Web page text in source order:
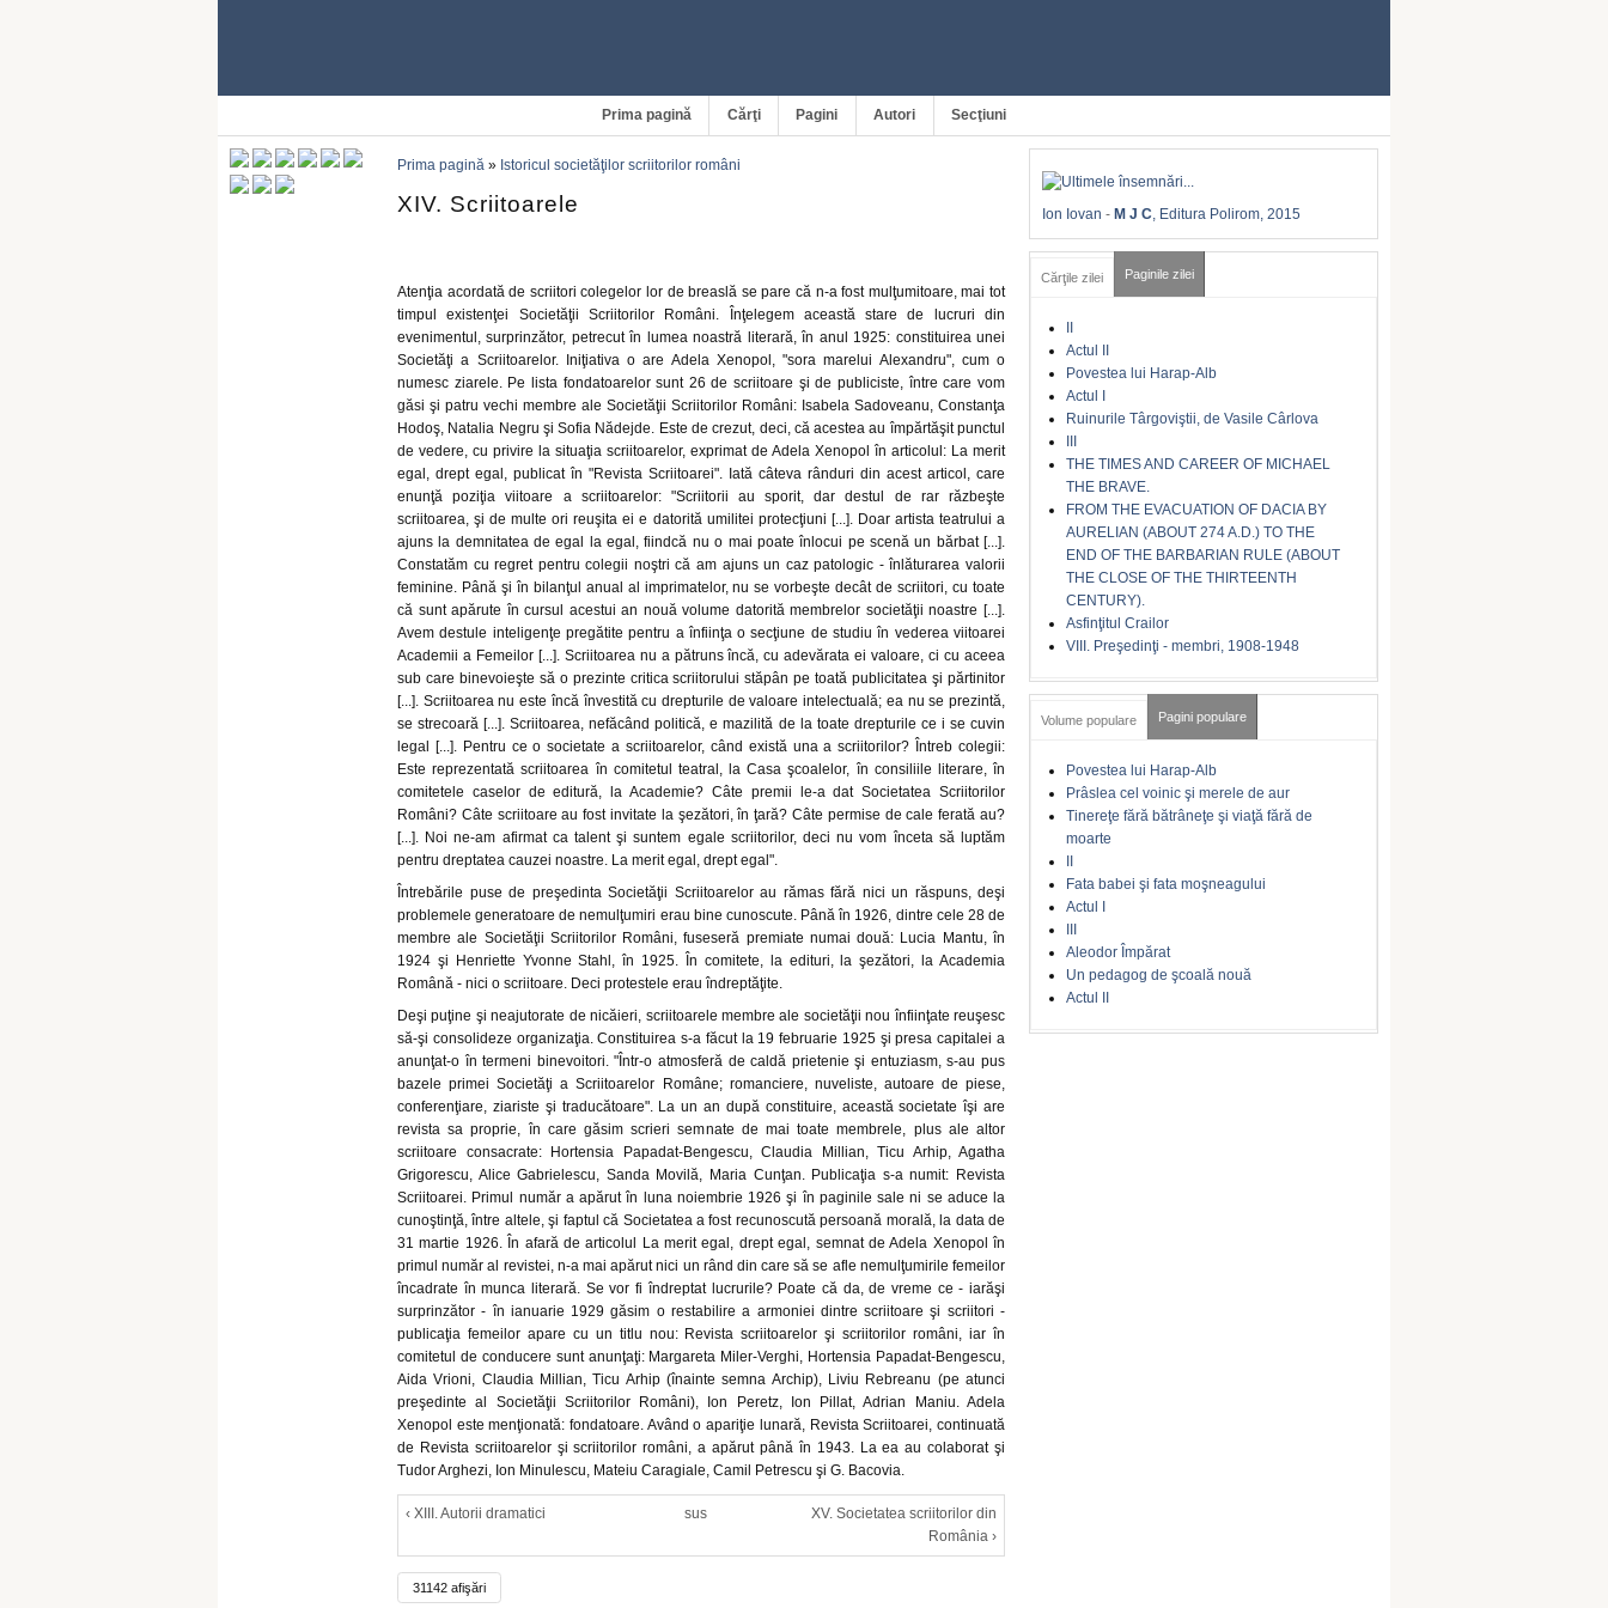
Prima pagină Cărţi Pagini Autori Secţiuni
Prima pagină » Istoricul societăţilor scriitorilor români
XIV. Scriitoarele
Atenţia acordată de scriitori colegelor lor de breaslă se pare că n-a fost mulţumitoare, mai tot
timpul existenţei Societăţii Scriitorilor Români. Înţelegem această stare de lucruri din
evenimentul, surprinzător, petrecut în lumea noastră literară, în anul 1925: constituirea unei
Societăţi a Scriitoarelor. Iniţiativa o are Adela Xenopol, "sora marelui Alexandru", cum o
numesc ziarele. Pe lista fondatoarelor sunt 26 de scriitoare şi de publiciste, între care vom
găsi şi patru vechi membre ale Societăţii Scriitorilor Români: Isabela Sadoveanu, Constanţa
Hodoş, Natalia Negru şi Sofia Nădejde. Este de crezut, deci, că acestea au împărtăşit punctul
de vedere, cu privire la situaţia scriitoarelor, exprimat de Adela Xenopol în articolul: La merit
egal, drept egal, publicat în "Revista Scriitoarei". Iată câteva rânduri din acest articol, care
enunţă poziţia viitoare a scriitoarelor: "Scriitorii au sporit, dar destul de rar răzbeşte
scriitoarea, şi de multe ori reuşita ei e datorită umilitei protecţiuni [...]. Doar artista teatrului a
ajuns la demnitatea de egal la egal, fiindcă nu o mai poate înlocui pe scenă un bărbat [...].
Constatăm cu regret pentru colegii noştri că am ajuns un caz patologic - înlăturarea valorii
feminine. Până şi în bilanţul anual al imprimatelor, nu se vorbeşte decât de scriitori, cu toate
că sunt apărute în cursul acestui an nouă volume datorită membrelor societăţii noastre [...].
Avem destule inteligenţe pregătite pentru a înfiinţa o secţiune de studiu în vederea viitoarei
Academii a Femeilor [...]. Scriitoarea nu a pătruns încă, cu adevărata ei valoare, ci cu aceea
sub care binevoieşte să o prezinte critica scriitorului stăpân pe toată publicitatea şi părtinitor
[...]. Scriitoarea nu este încă învestită cu drepturile de valoare intelectuală; ea nu se prezintă,
se strecoară [...]. Scriitoarea, nefăcând politică, e mazilită de la toate drepturile ce i se cuvin
legal [...]. Pentru ce o societate a scriitoarelor, când există una a scriitorilor? Întreb colegii:
Este reprezentată scriitoarea în comitetul teatral, la Casa şcoalelor, în consiliile literare, în
comitetele caselor de editură, la Academie? Câte premii le-a dat Societatea Scriitorilor
Români? Câte scriitoare au fost invitate la şezători, în ţară? Câte permise de cale ferată au?
[...]. Noi ne-am afirmat ca talent şi suntem egale scriitorilor, deci nu vom înceta să luptăm
pentru dreptatea cauzei noastre. La merit egal, drept egal".
Întrebările puse de preşedinta Societăţii Scriitoarelor au rămas fără nici un răspuns, deşi
problemele generatoare de nemulţumiri erau bine cunoscute. Până în 1926, dintre cele 28 de
membre ale Societăţii Scriitorilor Români, fuseseră premiate numai două: Lucia Mantu, în
1924 şi Henriette Yvonne Stahl, în 1925. În comitete, la edituri, la şezători, la Academia
Română - nici o scriitoare. Deci protestele erau îndreptăţite.
Deşi puţine şi neajutorate de nicăieri, scriitoarele membre ale societăţii nou înfiinţate reuşesc
să-şi consolideze organizaţia. Constituirea s-a făcut la 19 februarie 1925 şi presa capitalei a
anunţat-o în termeni binevoitori. "Într-o atmosferă de caldă prietenie şi entuziasm, s-au pus
bazele primei Societăţi a Scriitoarelor Române; romanciere, nuveliste, autoare de piese,
conferenţiare, ziariste şi traducătoare". La un an după constituire, această societate îşi are
revista sa proprie, în care găsim scrieri semnate de mai toate membrele, plus ale altor
scriitoare consacrate: Hortensia Papadat-Bengescu, Claudia Millian, Ticu Arhip, Agatha
Grigorescu, Alice Gabrielescu, Sanda Movilă, Maria Cunţan. Publicaţia s-a numit: Revista
Scriitoarei. Primul număr a apărut în luna noiembrie 1926 şi în paginile sale ni se aduce la
cunoştinţă, între altele, şi faptul că Societatea a fost recunoscută persoană morală, la data de
31 martie 1926. În afară de articolul La merit egal, drept egal, semnat de Adela Xenopol în
primul număr al revistei, n-a mai apărut nici un rând din care să se afle nemulţumirile femeilor
încadrate în munca literară. Se vor fi îndreptat lucrurile? Poate că da, de vreme ce - iarăşi
surprinzător - în ianuarie 1929 găsim o restabilire a armoniei dintre scriitoare şi scriitori -
publicaţia femeilor apare cu un titlu nou: Revista scriitoarelor şi scriitorilor români, iar în
comitetul de conducere sunt anunţaţi: Margareta Miler-Verghi, Hortensia Papadat-Bengescu,
Aida Vrioni, Claudia Millian, Ticu Arhip (înainte semna Archip), Liviu Rebreanu (pe atunci
preşedinte al Societăţii Scriitorilor Români), Ion Peretz, Ion Pillat, Adrian Maniu. Adela
Xenopol este menţionată: fondatoare. Având o apariţie lunară, Revista Scriitoarei, continuată
de Revista scriitoarelor şi scriitorilor români, a apărut până în 1943. La ea au colaborat şi
Tudor Arghezi, Ion Minulescu, Mateiu Caragiale, Camil Petrescu şi G. Bacovia.
‹ XIII. Autorii dramatici sus
XV. Societatea scriitorilor din
România ›
31142 afişări
Ion Iovan - M J C, Editura Polirom, 2015
Cărţile zilei Paginile zilei
Actul II
Povestea lui Harap-Alb
Actul I
Ruinurile Târgoviştii, de Vasile Cârlova
THE TIMES AND CAREER OF MICHAEL
THE BRAVE.
FROM THE EVACUATION OF DACIA BY
AURELIAN (ABOUT 274 A.D.) TO THE
END OF THE BARBARIAN RULE (ABOUT
THE CLOSE OF THE THIRTEENTH
CENTURY).
Asfinţitul Crailor
VIII. Preşedinţi - membri, 1908-1948
Volume populare Pagini populare
Povestea lui Harap-Alb
Prâslea cel voinic şi merele de aur
Tinereţe fără bătrâneţe şi viaţă fără de
moarte
Fata babei şi fata moşneagului
Actul I
Aleodor Împărat
Un pedagog de şcoală nouă
Actul II